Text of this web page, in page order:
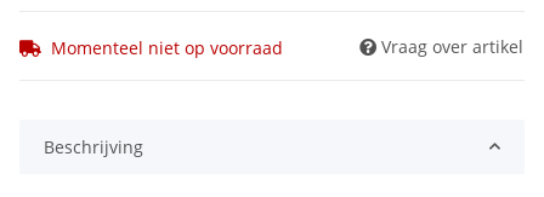
Momenteel niet op voorraad Vraag over artikel
Beschrijving